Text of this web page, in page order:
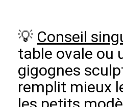
💡 Conseil
table ovale ou
gigognes
remplit mieux